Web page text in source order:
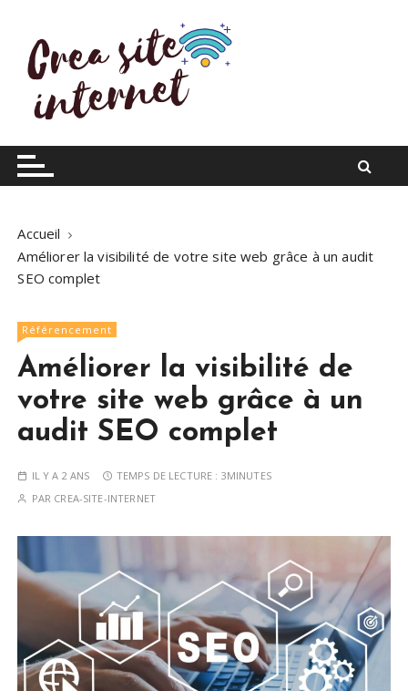
c
n
Crea site internet
Infos du web
Accueil
Améliorer la visibilité de votre site web grâce à un audit
SEO complet
Référencement
Améliorer la visibilité de
votre site web grâce à un
audit SEO complet
IL Y A 2 ANS TEMPS DE LECTURE : 3MINUTES
PAR CREA-SITE-INTERNET